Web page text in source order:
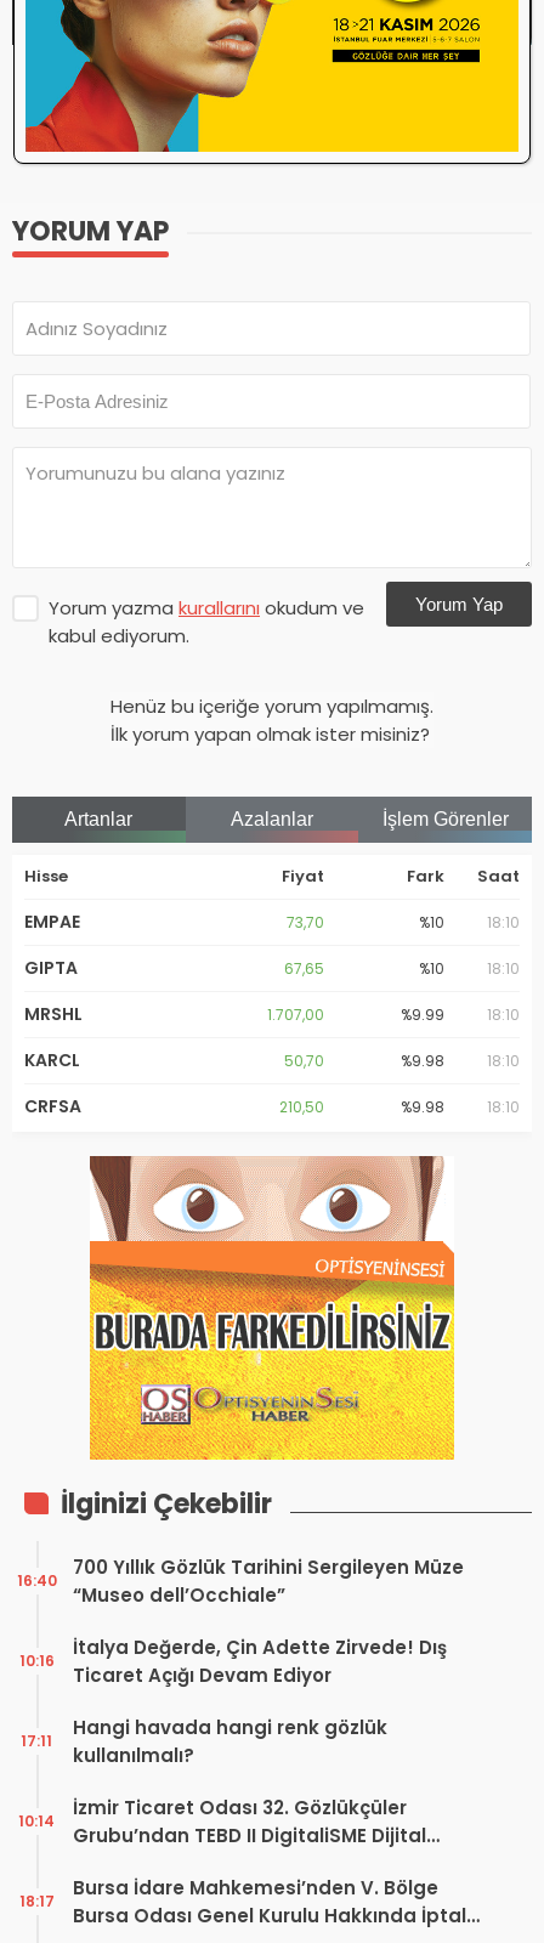
Etiketler
artış
YORUM YAP
Yorum yazma kurallarını okudum ve
kabul ediyorum.
Yorum Yap
Henüz bu içeriğe yorum yapılmamış.
İlk yorum yapan olmak ister misiniz?
Artanlar Azalanlar İşlem Görenler
Hisse Fiyat Fark Saat
EMPAE 73,70 %10 18:10
GIPTA 67,65 %10 18:10
MRSHL 1.707,00 %9.99 18:10
KARCL 50,70 %9.98 18:10
CRFSA 210,50 %9.98 18:10
İlginizi Çekebilir
700 Yıllık Gözlük Tarihini Sergileyen Müze
“Museo dell’Occhiale”
16:40
İtalya Değerde, Çin Adette Zirvede! Dış
Ticaret Açığı Devam Ediyor
10:16
Hangi havada hangi renk gözlük
kullanılmalı?
17:11
İzmir Ticaret Odası 32. Gözlükçüler
Grubu’ndan TEBD II DigitaliSME Dijital
10:14
Bursa İdare Mahkemesi’nden V. Bölge
Bursa Odası Genel Kurulu Hakkında İptal
18:17